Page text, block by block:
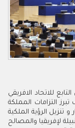
للاتحاد الافريقي
التزامات المملكة
تنزيل الرؤية الملكية
لإفريقيا والمصالح